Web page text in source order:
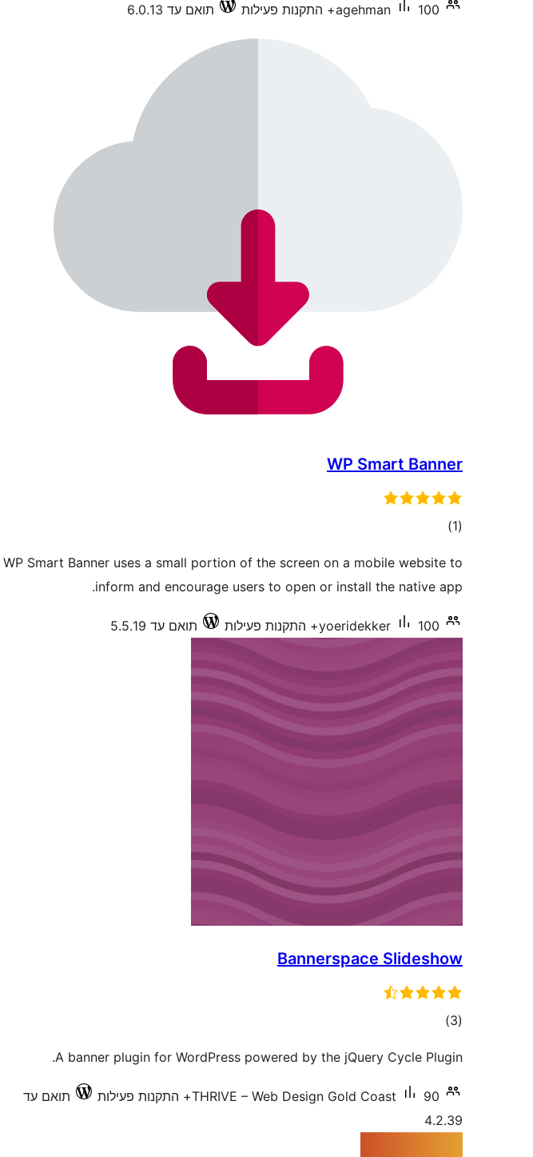
agehman 100+ התקנות פעילות תואם עד 6.0.13
WP Smart Banner
(1 דרוגים)
WP Smart Banner uses a small portion of the screen on a mobile website to
inform and encourage users to open or install the native app.
yoeridekker 100+ התקנות פעילות תואם עד 5.5.19
Bannerspace Slideshow
(3 דרוגים)
A banner plugin for WordPress powered by the jQuery Cycle Plugin.
THRIVE – Web Design Gold Coast 90+ התקנות פעילות
תואם עד
4.2.39